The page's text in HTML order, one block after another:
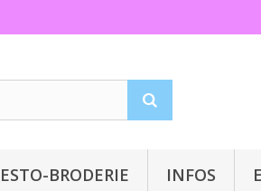
BRODERIE INFOS